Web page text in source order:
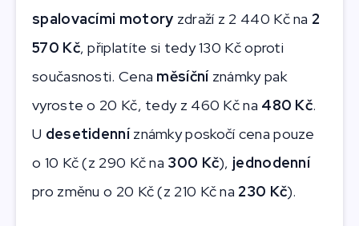
spalovacími motory zdraží z 2 440 Kč na 2
570 Kč, připlatíte si tedy 130 Kč oproti
současnosti. Cena měsíčníznámky pak
vyroste o 20 Kč, tedy z 460 Kč na 480 Kč.
U desetidenníznámky poskočí cena pouze
o 10 Kč (z 290 Kč na 300 Kč), jednodenní
pro změnu o 20 Kč (z 210 Kč na 230 Kč).